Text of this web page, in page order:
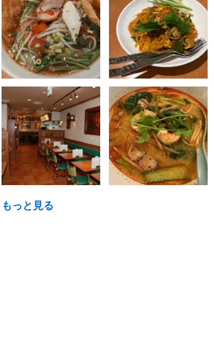
もっと見る